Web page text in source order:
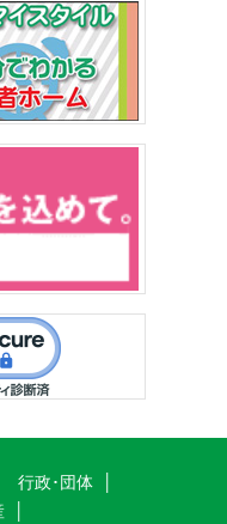
行政･団体